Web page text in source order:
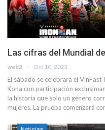
Las cifras del Mundial
web2 Oct 10, 2023
El sábado se celebrará el
Kona con participación
la historia que solo un género
mujeres. La prueba comenzará